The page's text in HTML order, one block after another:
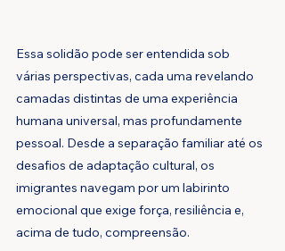
Essa solidão pode ser entendida sob
várias perspectivas, cada uma revelando
camadas distintas de uma experiência
humana universal, mas profundamente
pessoal. Desde a separação familiar até os
desafios de adaptação cultural, os
imigrantes navegam por um labirinto
emocional que exige força, resiliência e,
acima de tudo, compreensão.